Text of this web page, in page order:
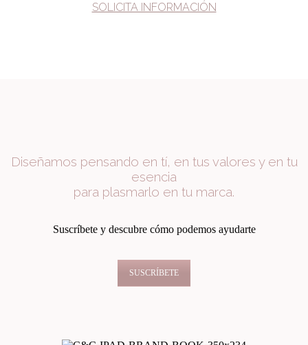
SOLICITA INFORMACIÓN
Diseñamos pensando en tí, en tus valores y en tu
esencia
para plasmarlo en tu marca.
Suscríbete y descubre cómo podemos ayudarte
SUSCRÍBETE